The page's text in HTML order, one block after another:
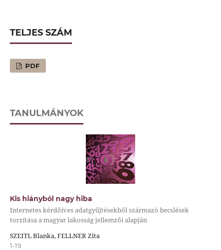
TELJES SZÁM
PDF
TANULMÁNYOK
Kis hiányból nagy hiba
Internetes kérdőíves adatgyűjtésekből származó becslések
torzítása a magyar lakosság jellemzői alapján
SZEITL Blanka, FELLNER Zita
1-19